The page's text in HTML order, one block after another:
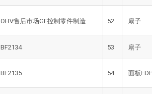
OHV售后市场GE控制零件制造 52 扇子
BF2134 53 扇子
BF2135 54 面板